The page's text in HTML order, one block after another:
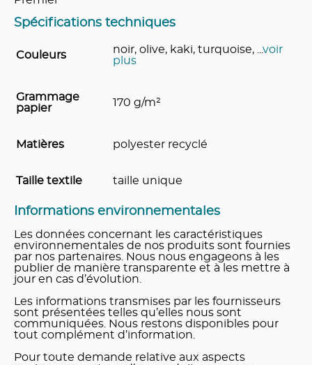
Spécifications techniques
Couleurs noir, olive, kaki, turquoise,
voir
plus
Grammage
papier
170 g/m²
Matières polyester recyclé
Taille textile taille unique
Informations environnementales
Les données concernant les caractéristiques
environnementales de nos produits sont fournies
par nos partenaires. Nous nous engageons à les
publier de manière transparente et à les mettre à
jour en cas d’évolution.
Les informations transmises par les fournisseurs
sont présentées telles qu’elles nous sont
communiquées. Nous restons disponibles pour
tout complément d’information.
Pour toute demande relative aux aspects